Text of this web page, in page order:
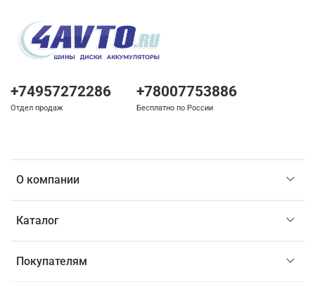
О компании
Каталог
Покупателям
+74957272286
Отдел продаж
+78007753886
Бесплатно по России